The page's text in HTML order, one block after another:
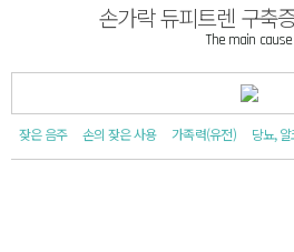
개인정보수집에 동의해주세요
손가락 듀피트렌 구축
The main cause
잦은 음주​ 손의 잦은 사용​ 가족력(유전) 당뇨,